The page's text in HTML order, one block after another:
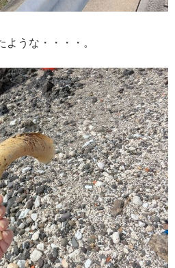
うな・・・・。